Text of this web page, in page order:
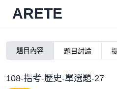
ARETE
題目內容 題目討論
108-指考-歷史-單選題-27